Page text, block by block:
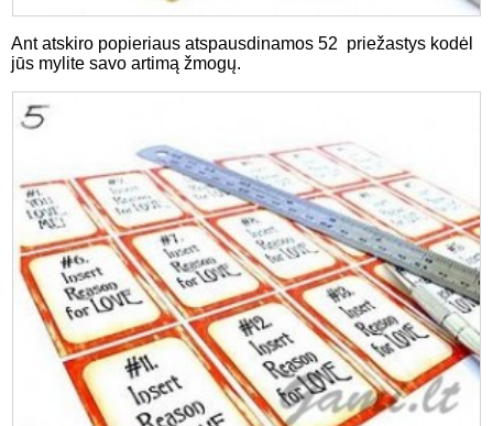
Ant atskiro popieriaus atspausdinamos 52 priežastys kodėl
jūs mylite savo artimą žmogų.